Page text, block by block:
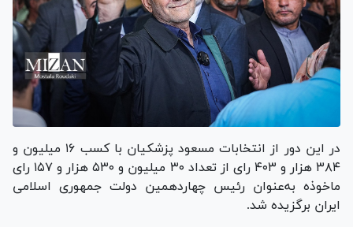
در این دور از انتخابات مسعود پزشکیان با کسب ۱۶ میلیون و
۳۸۴ هزار و ۴۰۳ رای از تعداد ۳۰ میلیون و ۵۳۰ هزار و ۱۵۷ رای
ماخوذه به‌عنوان رئیس چهاردهمین دولت جمهوری اسلامی
ایران برگزیده شد.